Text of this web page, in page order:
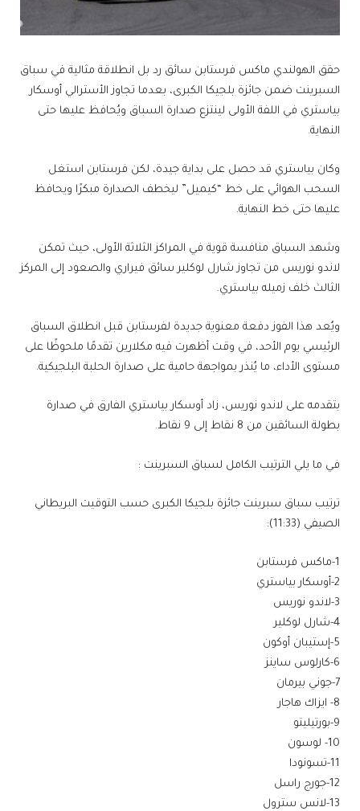
حقق الهولندي ​ماكس فرستابن​ سائق رد بل انطلاقة مثالية في سباق
السبرينت ضمن ​جائزة بلجيكا الكبرى​، بعدما تجاوز الأسترالي أوسكار
بياستري في اللفة الأولى لينتزع صدارة السباق ويُحافظ عليها حتى
النهاية.
وكان بياستري قد حصل على بداية جيدة، لكن فرستابن استغل
السحب الهوائي على خط “كيميل” ليخطف الصدارة مبكرًا ويحافظ
عليها حتى خط النهاية.
وشهد السباق منافسة قوية في المراكز الثلاثة الأولى، حيث تمكن ​
لاندو نوريس​ من تجاوز ​شارل لوكلير​ سائق فيراري والصعود إلى المركز
الثالث خلف زميله بياستري.
ويُعد هذا الفوز دفعة معنوية جديدة لفرستابن قبل انطلاق السباق
الرئيسي يوم الأحد، في وقت أظهرت فيه مكلارين تقدمًا ملحوظًا على
مستوى الأداء، ما يُنذر بمواجهة حامية على صدارة الحلبة البلجيكية.
بتقدمه على لاندو نوريس، زاد أوسكار بياستري الفارق في صدارة
بطولة السائقين من 8 نقاط إلى 9 نقاط.
في ما يلي الترتيب الكامل لسباق السبرينت :
ترتيب سباق سبرينت جائزة بلجيكا الكبرى حسب التوقيت البريطاني
الصيفي (11:33):
1-ماكس فرستابن
2-أوسكار بياستري
3-لاندو نوريس
4-شارل لوكلير
5-إستيبان أوكون
6-كارلوس ساينز
7-جوني بيرمان
8- ايزاك هاجار
9-بورتيليتو
10- لوسون
11-تسونودا
12-جورج راسل
13-لانس سترول